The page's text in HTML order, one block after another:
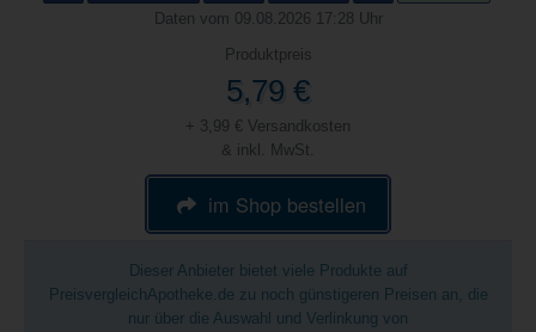
Daten vom 09.08.2026 17:28 Uhr
Produktpreis
5,79 €
+ 3,99 € Versandkosten
& inkl. MwSt.
im Shop bestellen
Dieser Anbieter bietet viele Produkte auf
PreisvergleichApotheke.de zu noch günstigeren Preisen an, die
nur über die Auswahl und Verlinkung von